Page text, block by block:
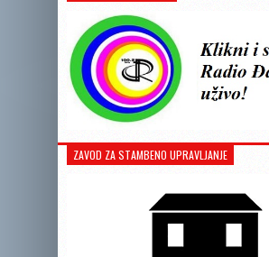
ZAVOD ZA STAMBENO UPRAVLJANJE